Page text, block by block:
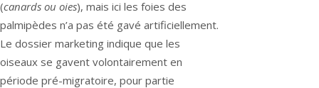
(canards ou oies), mais ici les foies des
palmipèdes n’a pas été gavé artificiellement.
Le dossier marketing indique que les
oiseaux se gavent volontairement en
période pré-migratoire, pour partie